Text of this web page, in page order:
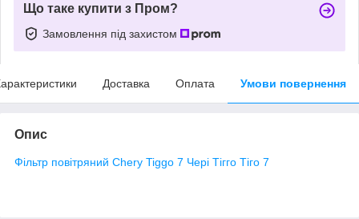
Що таке купити з Пром?
Замовлення під захистом
Доставка Оплата Умови повернення
Опис
Фільтр повітряний Chery Tiggo 7 Чері Тігго Тіго 7